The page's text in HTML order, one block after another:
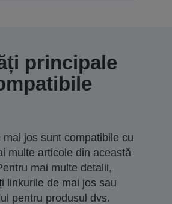
principale
mai jos sunt compatibile cu
multe articole din această
mai multe detalii,
linkurile de mai jos sau
pentru produsul dvs.